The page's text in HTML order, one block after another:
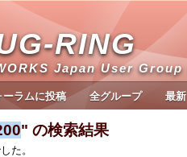
RING
Japan User Group
ーラムに投稿 全グループ 最新
" の検索結果
た。